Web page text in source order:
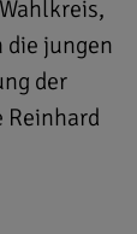
jungen
der